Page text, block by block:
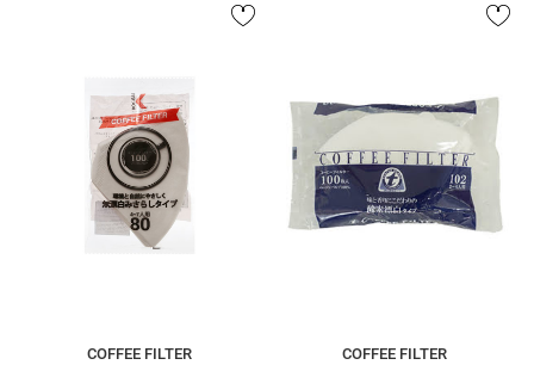
COFFEE FILTER
COFFEE FILTER